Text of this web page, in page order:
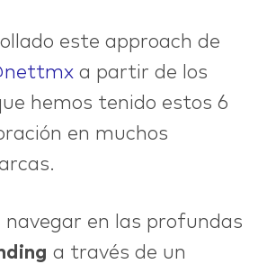
este approach de
a partir de los
hemos tenido estos 6
en muchos
navegar en las profundas
a través de un